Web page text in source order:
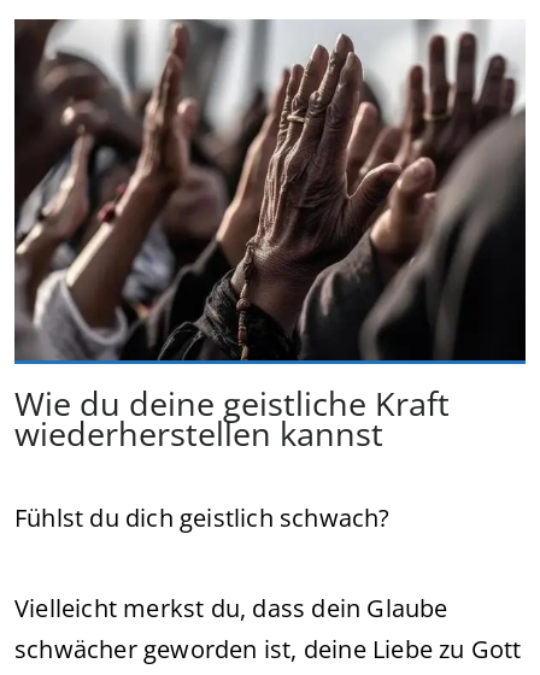
Wie du deine geistliche Kraft
wiederherstellen kannst
Fühlst du dich geistlich schwach?
Vielleicht merkst du, dass dein Glaube
schwächer geworden ist, deine Liebe zu Gott